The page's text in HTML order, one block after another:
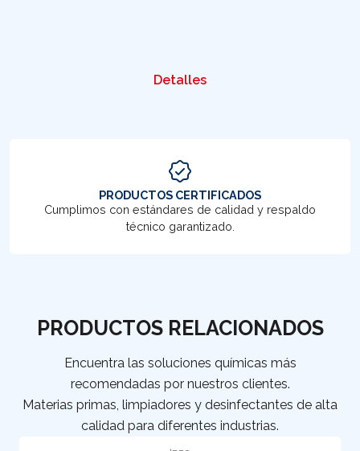
Detalles
PRODUCTOS CERTIFICADOS
Cumplimos con estándares de calidad y respaldo
técnico garantizado.
PRODUCTOS RELACIONADOS
Encuentra las soluciones químicas más
recomendadas por nuestros clientes.
Materias primas, limpiadores y desinfectantes de alta
calidad para diferentes industrias.